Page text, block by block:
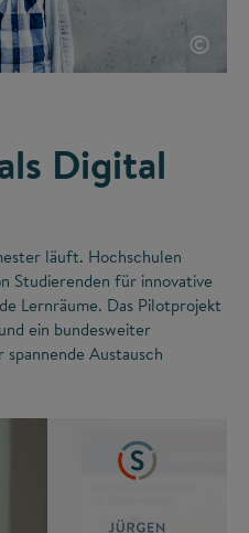
©
Digital
läuft. Hochschulen
Studierenden für innovative
Lernräume. Das Pilotprojekt
ein bundesweiter
Austausch